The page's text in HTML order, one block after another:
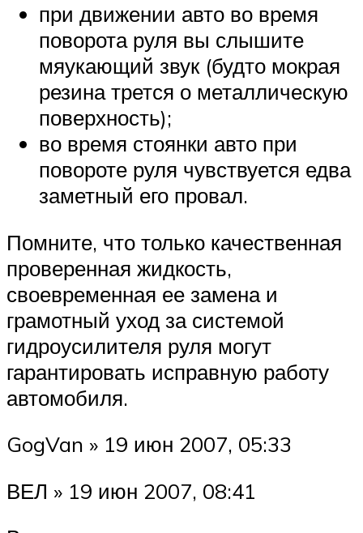
при движении авто во время
поворота руля вы слышите
мяукающий звук (будто мокрая
резина трется о металлическую
поверхность);
во время стоянки авто при
повороте руля чувствуется едва
заметный его провал.
Помните, что только качественная
проверенная жидкость,
своевременная ее замена и
грамотный уход за системой
гидроусилителя руля могут
гарантировать исправную работу
автомобиля.
GogVan » 19 июн 2007, 05:33
ВЕЛ » 19 июн 2007, 08:41